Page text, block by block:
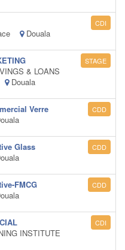
Douala
CDI
& LOANS
Douala
STAGE
Verre
CDD
Glass
CDD
FMCG
CDD
INSTITUTE
CDI